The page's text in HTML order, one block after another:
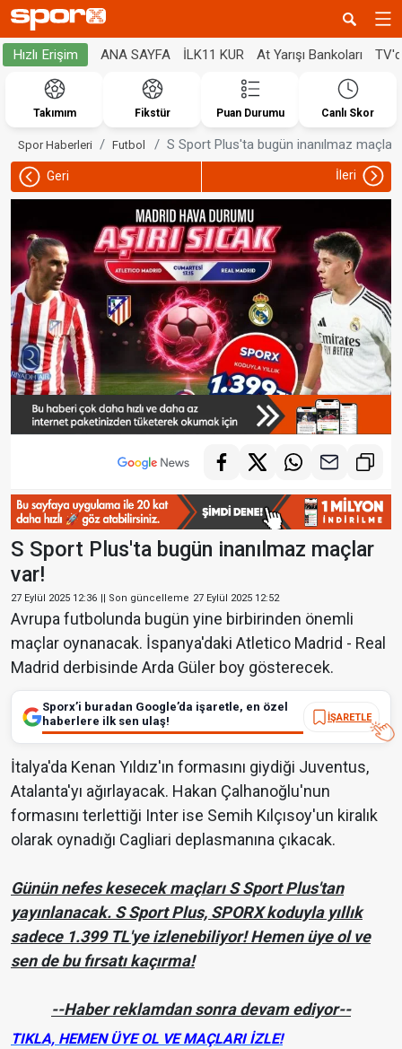
Hızlı Erişim ANA SAYFA İLK11 KUR At Yarışı Bankoları
Takımım Fikstür Puan Durumu Canlı Skor
Spor Haberleri Futbol S Sport Plus'ta bugün inanılmaz maçlar
Geri İleri
S Sport Plus'ta bugün inanılmaz maçlar
var!
27 Eylül 2025 12:36 || Son güncelleme 27 Eylül 2025 12:52
Avrupa futbolunda bugün yine birbirinden önemli
maçlar oynanacak. İspanya'daki Atletico Madrid - Real
Madrid derbisinde Arda Güler boy gösterecek.
Sporx’i buradan Google’da işaretle, en özel
haberlere ilk sen ulaş!
İŞARETLE
İtalya'da Kenan Yıldız'ın formasını giydiği Juventus,
Atalanta'yı ağırlayacak. Hakan Çalhanoğlu'nun
formasını terlettiği Inter ise Semih Kılçısoy'un kiralık
olarak oynadığı Cagliari deplasmanına çıkacak.
Günün nefes kesecek maçları S Sport Plus'tan
yayınlanacak. S Sport Plus, SPORX koduyla yıllık
sadece 1.399 TL'ye izlenebiliyor! Hemen üye ol ve
sen de bu fırsatı kaçırma!
--Haber reklamdan sonra devam ediyor--
TIKLA, HEMEN ÜYE OL VE MAÇLARI İZLE!